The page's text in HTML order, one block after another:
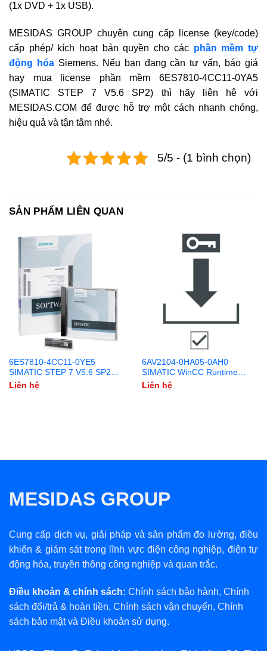
(1x DVD + 1x USB).
MESIDAS GROUP chuyên cung cấp license (key/code)
cấp phép/ kích hoạt bản quyền cho các phần mềm tự
động hóaSiemens. Nếu bạn đang cần tư vấn, báo giá
hay mua license phần mềm 6ES7810-4CC11-0YA5
(SIMATIC STEP 7 V5.6 SP2) thì hãy liên hệ với
MESIDAS.COM để được hỗ trợ một cách nhanh chóng,
hiệu quả và tận tâm nhé.
5/5 - (1 bình chọn)
SẢN PHẨM LIÊN QUAN
6ES7810-4CC11-0YE5
SIMATIC STEP 7 V5.6 SP2
Upgrade DVD + USB
Liên hệ
6AV2104-0HA05-0AH0
SIMATIC WinCC Runtime
Advanced 4096 PowerTags
V15.1 Download
Liên hệ
MESIDAS GROUP
Cung cấp dịch vụ, giải pháp và sản phẩm đo lường, điều
khiển & giám sát trong lĩnh vực điện công nghiệp, điện tự
động hóa, truyền thông công nghiệp và quan trắc.
Điều khoản & chính sách: Chính sách bảo hành, Chính
sách đổi/trả & hoàn tiền, Chính sách vận chuyển, Chính
sách bảo mậtvà Điều khoản sử dụng.